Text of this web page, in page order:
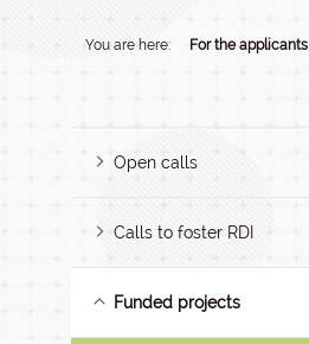
You are here: For the applicants
Open calls
Calls to foster RDI
Funded projects